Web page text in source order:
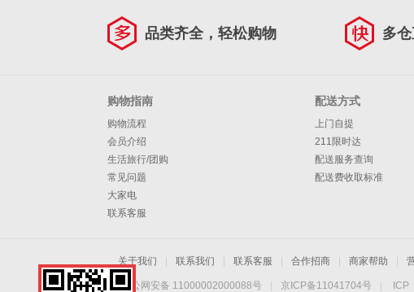
品类齐全，轻松购物 多
购物指南
购物流程
会员介绍
生活旅行/团购
常见问题
大家电
联系客服
配送方式
上门自提
211限时达
配送服务查询
配送费收取标准
关于我们 联系我们 联系客服 合作招商 商家帮助
京公网安备 11000002000088号 京ICP备11041704号 ICP